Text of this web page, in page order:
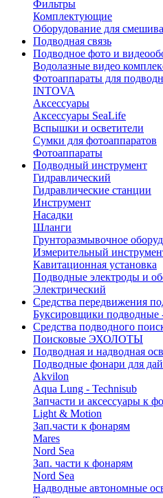
Фильтры
Комплектующие
Оборудование для
Подводная связь
Подводное фото и
Водолазные видео
Фотоаппараты для
INTOVA
Аксессуары
Аксессуары SeaLife
Вспышки и осветители
Сумки для фотоаппаратов
Фотоаппараты
Подводный инструмент
Гидравлический
Гидравлические станции
Инструмент
Насадки
Шланги
Грунторазмывочное
Измерительный
Кавитационная установка
Подводные электроды и
Электрический
Средства передвижения
Буксировщики подводные
Средства подводного
Поисковые ЭХОЛОТЫ
Подводная и надводная
Подводные фонари для
Akvilon
Aqua Lung - Technisub
Запчасти и аксессуары к
Light & Motion
Зап.части к фонарям
Mares
Nord Sea
Зап. части к фонарям
Nord Sea
Надводные автономные